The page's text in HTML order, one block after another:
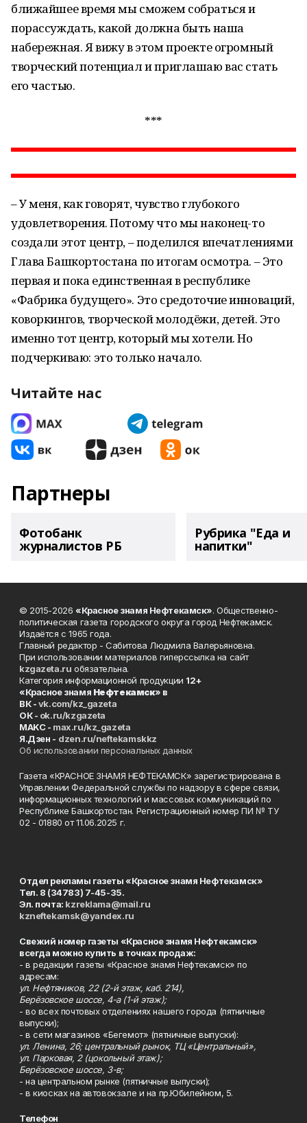
ближайшее время мы сможем собраться и
порассуждать, какой должна быть наша
набережная. Я вижу в этом проекте огромный
творческий потенциал и приглашаю вас стать
его частью.
***
– У меня, как говорят, чувство глубокого
удовлетворения. Потому что мы наконец-то
создали этот центр, – поделился впечатлениями
Глава Башкортостана по итогам осмотра. – Это
первая и пока единственная в республике
«Фабрика будущего». Это средоточие инноваций,
коворкингов, творческой молодёжи, детей. Это
именно тот центр, который мы хотели. Но
подчеркиваю: это только начало.
Читайте нас
Партнеры
Фотобанк
журналистов РБ
Рубрика "Еда и
напитки"
© 2015-2026 «Красное знамя Нефтекамск». Общественно-
политическая газета городского округа город Нефтекамск.
Издаётся с 1965 года.
Главный редактор - Сабитова Людмила Валерьяновна.
При использовании материалов гиперссылка на сайт
kzgazeta.ru обязательна.
Категория информационной продукции 12+
«Красное знамя Нефтекамск» в
ВК -vk.com/kz_gazeta
ОК - ok.ru/kzgazeta
MAKC - max.ru/kz_gazeta
Я.Дзен - dzen.ru/neftekamskkz
Об использовании персональных данных
Газета «КРАСНОЕ ЗНАМЯ НЕФТЕКАМСК» зарегистрирована в
Управлении Федеральной службы по надзору в сфере связи,
информационных технологий и массовых коммуникаций по
Республике Башкортостан. Регистрационный номер ПИ № ТУ
02 - 01880 от 11.06.2025 г.
Отдел рекламы газеты «Красное знамя Нефтекамск»
Тел. 8 (34783) 7-45-35.
Эл. почта: kzreklama@mail.ru
kzneftekamsk@yandex.ru
Свежий номер газеты «Красное знамя Нефтекамск»
всегда можно купить в точках продаж:
- в редакции газеты «Красное знамя Нефтекамск» по
адресам:
ул. Нефтяников, 22 (2-й этаж, каб. 214),
Берёзовское шоссе, 4-а (1-й этаж);
- во всех почтовых отделениях нашего города (пятничные
выпуски);
- в сети магазинов «Бегемот» (пятничные выпуски):
ул. Ленина, 26; центральный рынок, ТЦ «Центральный»,
ул. Парковая, 2 (цокольный этаж);
Берёзовское шоссе, 3-в;
- на центральном рынке (пятничные выпуски);
- в киосках на автовокзале и на пр.Юбилейном, 5.
Телефон